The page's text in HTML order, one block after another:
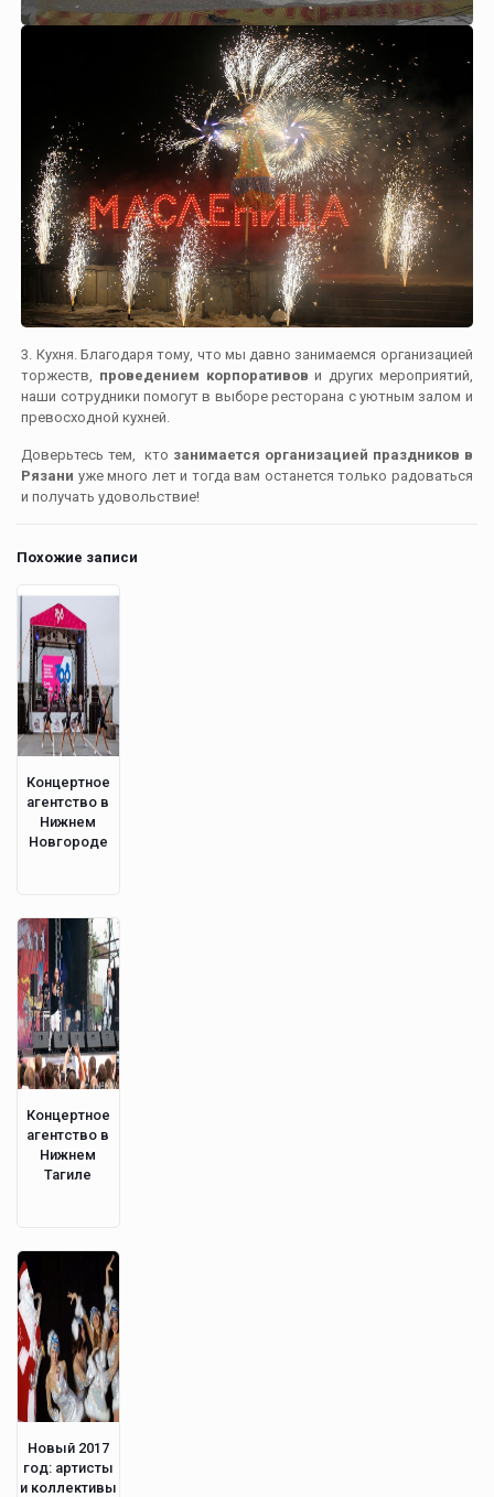
3. Кухня. Благодаря тому, что мы давно занимаемся организацией
торжеств, проведением корпоративов и других мероприятий,
наши сотрудники помогут в выборе ресторана с уютным залом и
превосходной кухней.
Доверьтесь тем, кто занимается организацией праздников в
Рязани уже много лет и тогда вам останется только радоваться
и получать удовольствие!
Похожие записи
Концертное
агентство в
Нижнем
Новгороде
Концертное
агентство в
Нижнем
Тагиле
Новый 2017
год: артисты
и коллективы